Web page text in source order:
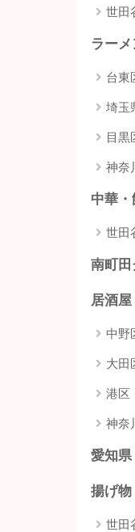
世田
ラーメ
台東
埼玉
目黒
神奈
中華
世田
南町田
居酒屋
中野
大田
港区
神奈
愛知県
揚げ物
世田